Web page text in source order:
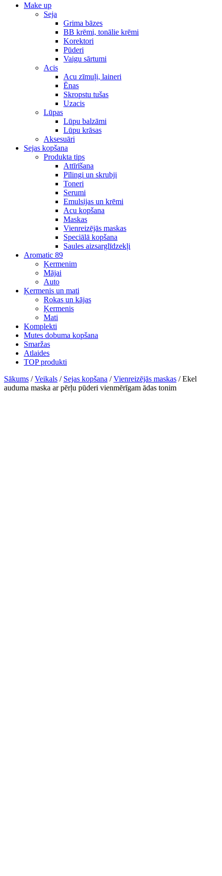
Make up
Seja
Grima bāzes
BB krēmi, tonālie krēmi
Korektori
Pūderi
Vaigu sārtumi
Acis
Acu zīmuļi, laineri
Ēnas
Skropstu tušas
Uzacis
Lūpas
Lūpu balzāmi
Lūpu krāsas
Aksesuāri
Sejas kopšana
Produkta tips
Attīrīšana
Pīlingi un skrubji
Toneri
Serumi
Emulsijas un krēmi
Acu kopšana
Maskas
Vienreizējās maskas
Speciālā kopšana
Saules aizsarglīdzekļi
Aromatic 89
Ķermenim
Mājai
Auto
Ķermenis un mati
Rokas un kājas
Ķermenis
Mati
Komplekti
Mutes dobuma kopšana
Smaržas
Atlaides
TOP produkti
Sākums /Veikals / Sejas kopšana /Vienreizējās maskas / Ekel
auduma maska ar pērļu pūderi vienmērīgam ādas tonim